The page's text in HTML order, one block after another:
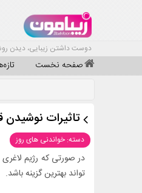
دوست داشتن زیبایی، دیدن
صفحه نخست
تاثیرات نوشیدن
دسته: خواندنی های روز
در صورتی که رژیم لاغری
تواند بهترین گزینه باشد.